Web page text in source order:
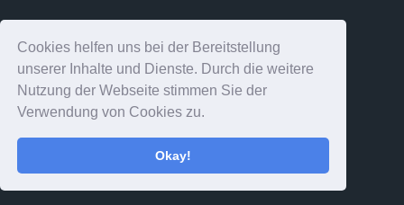
Cookies helfen uns bei der Bereitstellung
unserer Inhalte und Dienste. Durch die weitere
Nutzung der Webseite stimmen Sie der
Verwendung von Cookies zu.
Okay!